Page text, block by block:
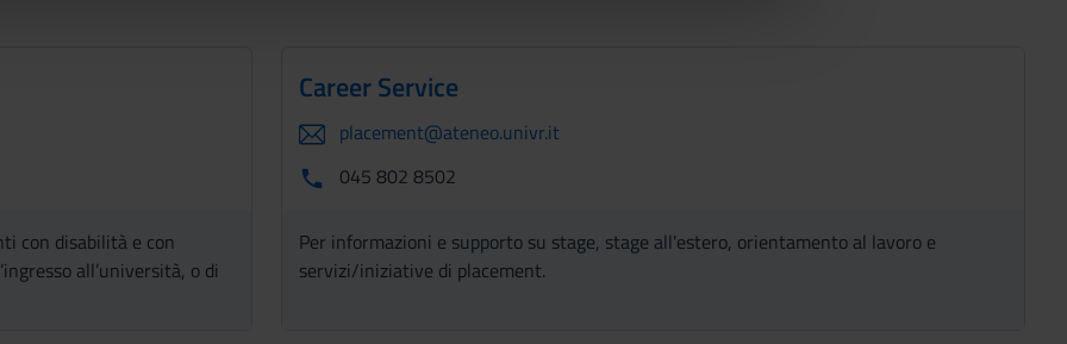
con disabilità e con
all’università, o di
Career Service
placement@ateneo.univr.it
045 802 8502
Per informazioni e supporto su stage, stage all'estero, orientamento al lavoro e
servizi/iniziative di placement.